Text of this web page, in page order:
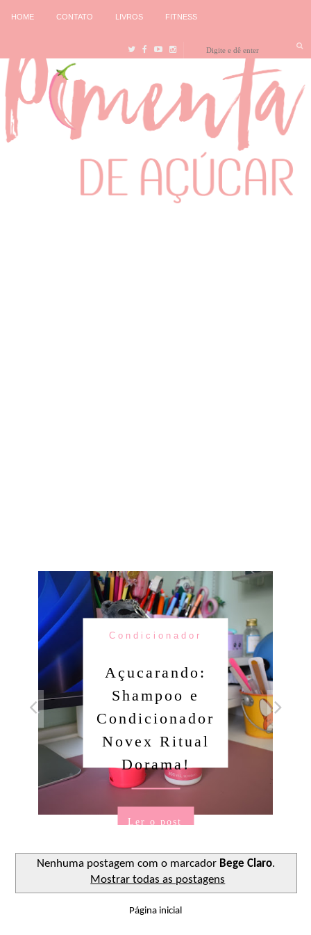
HOME CONTATO LIVROS FITNESS
Condicionador
Açucarando:
Shampoo e
Condicionador
Novex Ritual
Dorama!
Ler o post
Nenhuma postagem com o marcador Bege Claro.
Mostrar todas as postagens
Página inicial